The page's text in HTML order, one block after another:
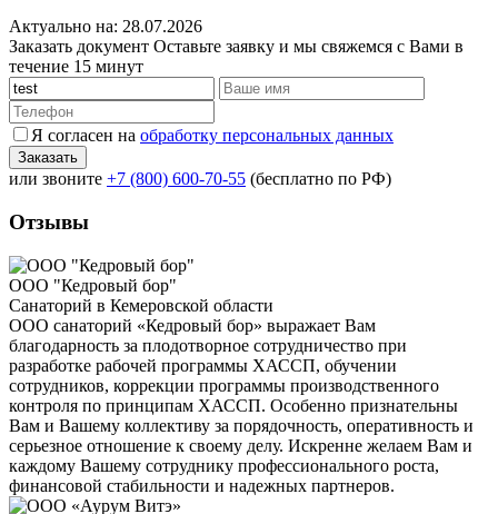
Актуально на: 28.07.2026
Заказать документ Оставьте заявку и мы свяжемся с Вами в
течение 15 минут
Я согласен на обработку персональных данных
или звоните +7 (800) 600-70-55 (бесплатно по РФ)
Отзывы
ООО "Кедровый бор"
Санаторий в Кемеровской области
ООО санаторий «Кедровый бор» выражает Вам
благодарность за плодотворное сотрудничество при
разработке рабочей программы ХАССП, обучении
сотрудников, коррекции программы производственного
контроля по принципам ХАССП. Особенно признательны
Вам и Вашему коллективу за порядочность, оперативность и
серьезное отношение к своему делу. Искренне желаем Вам и
каждому Вашему сотруднику профессионального роста,
финансовой стабильности и надежных партнеров.